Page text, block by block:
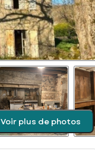
Voir plus de photos